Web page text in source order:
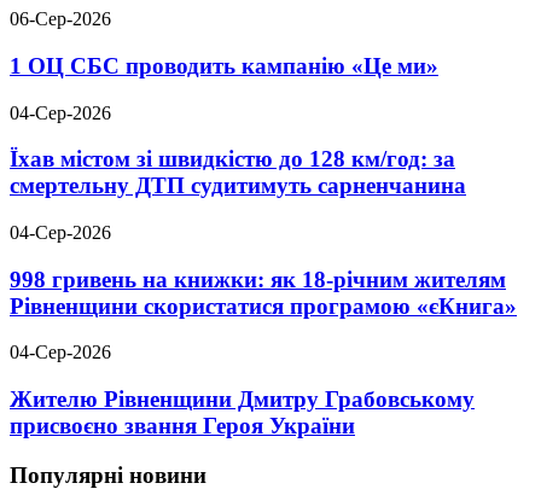
06-Сер-2026
1 ОЦ СБС проводить кампанію «Це ми»
04-Сер-2026
Їхав містом зі швидкістю до 128 км/год: за
смертельну ДТП судитимуть сарненчанина
04-Сер-2026
998 гривень на книжки: як 18-річним жителям
Рівненщини скористатися програмою «єКнига»
04-Сер-2026
Жителю Рівненщини Дмитру Грабовському
присвоєно звання Героя України
Популярні новини